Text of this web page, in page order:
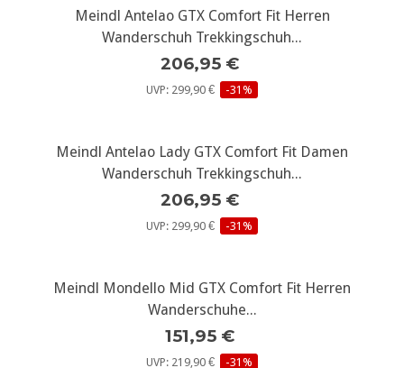
Meindl Antelao GTX Comfort Fit Herren
Wanderschuh Trekkingschuh...
206,95 €
UVP: 299,90 € -31%
Meindl Antelao Lady GTX Comfort Fit Damen
Wanderschuh Trekkingschuh...
206,95 €
UVP: 299,90 € -31%
Meindl Mondello Mid GTX Comfort Fit Herren
Wanderschuhe...
151,95 €
UVP: 219,90 € -31%